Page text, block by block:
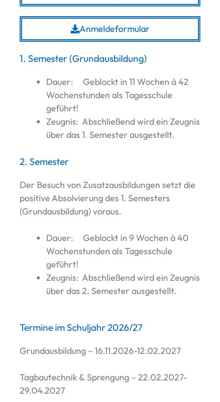
Anmeldeformular
1. Semester (Grundausbildung)
Dauer: Geblockt in 11 Wochen à 42
Wochenstunden als Tagesschule
geführt!
Zeugnis: Abschließend wird ein Zeugnis
über das 1. Semester ausgestellt.
2. Semester
Der Besuch von Zusatzausbildungen setzt die
positive Absolvierung des 1. Semesters
(Grundausbildung) voraus.
Dauer: Geblockt in 9 Wochen à 40
Wochenstunden als Tagesschule
geführt!
Zeugnis: Abschließend wird ein Zeugnis
über das 2. Semester ausgestellt.
Termine im Schuljahr 2026/27
Grundausbildung – 16.11.2026-12.02.2027
Tagbautechnik & Sprengung – 22.02.2027-
29.04.2027